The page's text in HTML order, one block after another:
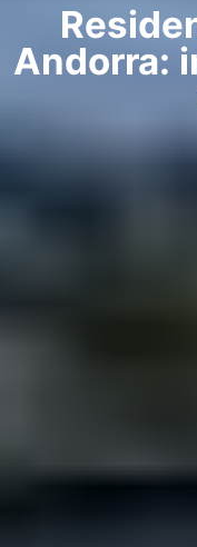
Andorra: